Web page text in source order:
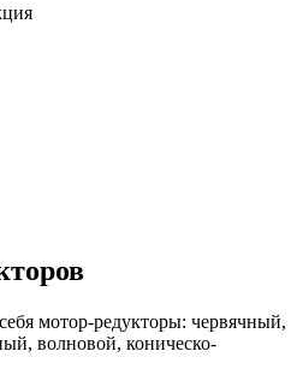
мотор-редукторы: червячный,
волновой, коническо-